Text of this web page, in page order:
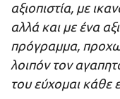
αξιοπιστία, με
αλλά και με ένα
πρόγραμμα,
λοιπόν τον
του εύχομαι κάθε